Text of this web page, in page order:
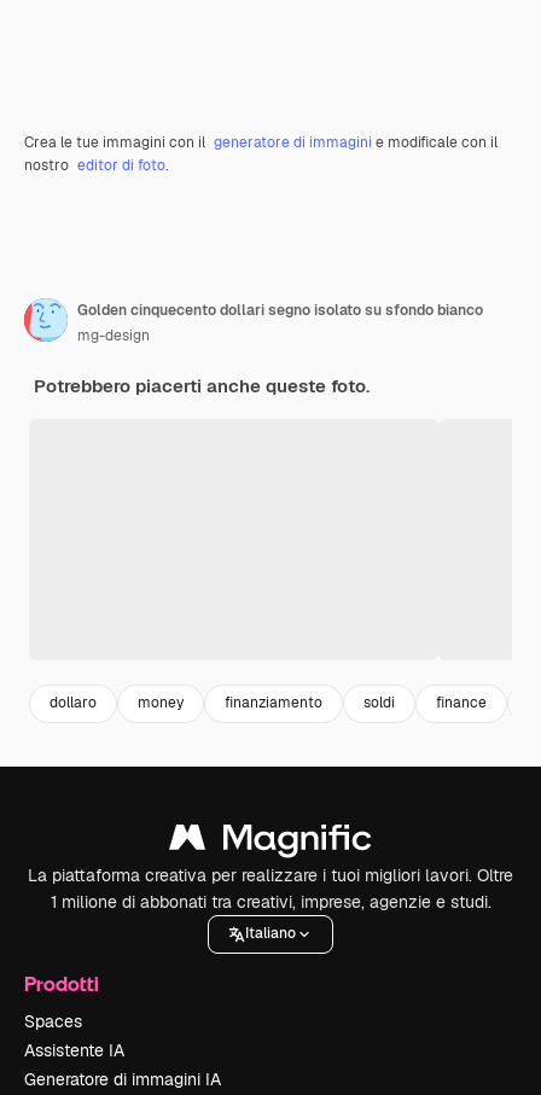
Crea le tue immagini con il generatore di immagini e modificale con il
nostro editor di foto.
Golden cinquecento dollari segno isolato su sfondo bianco
mg-design
Potrebbero piacerti anche queste foto.
dollaro money finanziamento soldi finance
La piattaforma creativa per realizzare i tuoi migliori lavori. Oltre
1 milione di abbonati tra creativi, imprese, agenzie e studi.
Italiano
Prodotti
Spaces
Assistente IA
Generatore di immagini IA